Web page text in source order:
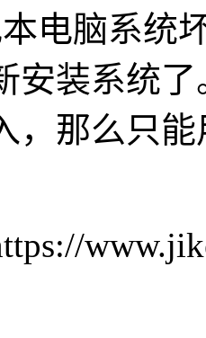
电脑系统
安装系统
，那么只